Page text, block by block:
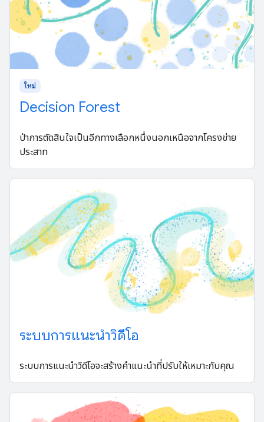
ใหม่
Decision Forest
ป่าการตัดสินใจเป็นอีกทางเลือกหนึ่งนอกเหนือจากโครงข่าย
ประสาท
ระบบการแนะนำวิดีโอ
ระบบการแนะนำวิดีโอจะสร้างคำแนะนำที่ปรับให้เหมาะกับคุณ